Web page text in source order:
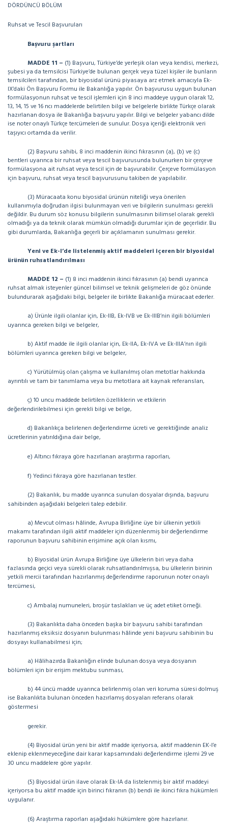
DÖRDÜNCÜ BÖLÜM
Ruhsat ve Tescil Başvuruları
Başvuru şartları
MADDE 11 – (1) Başvuru, Türkiye’de yerleşik olan veya kendisi, merkezi,
şubesi ya da temsilcisi Türkiye’de bulunan gerçek veya tüzel kişiler ile bunların
temsilcileri tarafından, bir biyosidal ürünü piyasaya arz etmek amacıyla Ek-
IX’daki Ön Başvuru Formu ile Bakanlığa yapılır. Ön başvurusu uygun bulunan
formülasyonun ruhsat ve tescil işlemleri için 8 inci maddeye uygun olarak 12,
13, 14, 15 ve 16 ncı maddelerde belirtilen bilgi ve belgelerle birlikte Türkçe olarak
hazırlanan dosya ile Bakanlığa başvuru yapılır. Bilgi ve belgeler yabancı dilde
ise noter onaylı Türkçe tercümeleri de sunulur. Dosya içeriği elektronik veri
taşıyıcı ortamda da verilir.
(2) Başvuru sahibi, 8 inci maddenin ikinci fıkrasının (a), (b) ve (c)
bentleri uyarınca bir ruhsat veya tescil başvurusunda bulunurken bir çerçeve
formülasyona ait ruhsat veya tescil için de başvurabilir. Çerçeve formülasyon
için başvuru, ruhsat veya tescil başvurusunu takiben de yapılabilir.
(3) Müracaata konu biyosidal ürünün niteliği veya önerilen
kullanımıyla doğrudan ilgisi bulunmayan veri ve bilgilerin sunulması gerekli
değildir. Bu durum söz konusu bilgilerin sunulmasının bilimsel olarak gerekli
olmadığı ya da teknik olarak mümkün olmadığı durumlar için de geçerlidir. Bu
gibi durumlarda, Bakanlığa geçerli bir açıklamanın sunulması gerekir.
Yeni ve Ek-I’de listelenmiş aktif maddeleri içeren bir biyosidal
ürünün ruhsatlandırılması
MADDE 12 – (1) 8 inci maddenin ikinci fıkrasının (a) bendi uyarınca
ruhsat almak isteyenler güncel bilimsel ve teknik gelişmeleri de göz önünde
bulundurarak aşağıdaki bilgi, belgeler ile birlikte Bakanlığa müracaat ederler.
a) Ürünle ilgili olanlar için, Ek-IIB, Ek-IVB ve Ek-IIIB’nin ilgili bölümleri
uyarınca gereken bilgi ve belgeler,
b) Aktif madde ile ilgili olanlar için, Ek-IIA, Ek-IVA ve Ek-IIIA’nın ilgili
bölümleri uyarınca gereken bilgi ve belgeler,
c) Yürütülmüş olan çalışma ve kullanılmış olan metotlar hakkında
ayrıntılı ve tam bir tanımlama veya bu metotlara ait kaynak referansları,
ç) 10 uncu maddede belirtilen özelliklerin ve etkilerin
değerlendirilebilmesi için gerekli bilgi ve belge,
d) Bakanlıkça belirlenen değerlendirme ücreti ve gerektiğinde analiz
ücretlerinin yatırıldığına dair belge,
e) Altıncı fıkraya göre hazırlanan araştırma raporları,
f) Yedinci fıkraya göre hazırlanan testler.
(2) Bakanlık, bu madde uyarınca sunulan dosyalar dışında, başvuru
sahibinden aşağıdaki belgeleri talep edebilir.
a) Mevcut olması hâlinde, Avrupa Birliğine üye bir ülkenin yetkili
makamı tarafından ilgili aktif maddeler için düzenlenmiş bir değerlendirme
raporunun başvuru sahibinin erişimine açık olan kısmı,
b) Biyosidal ürün Avrupa Birliğine üye ülkelerin biri veya daha
fazlasında geçici veya sürekli olarak ruhsatlandırılmışsa, bu ülkelerin birinin
yetkili mercii tarafından hazırlanmış değerlendirme raporunun noter onaylı
tercümesi,
c) Ambalaj numuneleri, broşür taslakları ve üç adet etiket örneği.
(3) Bakanlıkta daha önceden başka bir başvuru sahibi tarafından
hazırlanmış eksiksiz dosyanın bulunması hâlinde yeni başvuru sahibinin bu
dosyayı kullanabilmesi için;
a) Hâlihazırda Bakanlığın elinde bulunan dosya veya dosyanın
bölümleri için bir erişim mektubu sunması,
b) 44 üncü madde uyarınca belirlenmiş olan veri koruma süresi dolmuş
ise Bakanlıkta bulunan önceden hazırlamış dosyaları referans olarak
göstermesi
gerekir.
(4) Biyosidal ürün yeni bir aktif madde içeriyorsa, aktif maddenin EK-I’e
eklenip eklenmeyeceğine dair karar kapsamındaki değerlendirme işlemi 29 ve
30 uncu maddelere göre yapılır.
(5) Biyosidal ürün ilave olarak Ek-IA da listelenmiş bir aktif maddeyi
içeriyorsa bu aktif madde için birinci fıkranın (b) bendi ile ikinci fıkra hükümleri
uygulanır.
(6) Araştırma raporları aşağıdaki hükümlere göre hazırlanır.